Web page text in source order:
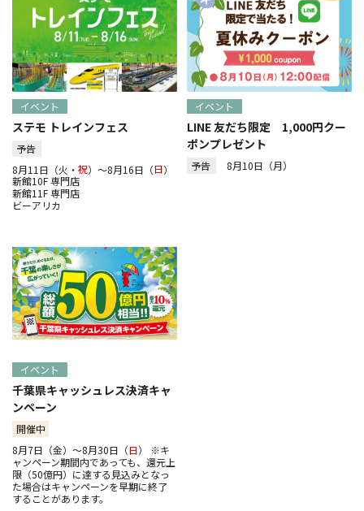
イベント
ステモ トレインフェス
予告
8月11日（火・ 祝）～8月16日（日）
新館10F 専門店
新館11F 専門店
ビーアリカ
イベント
LINE 友だち限定 1,000円クー
ポンプレゼント
予告 8月10日（月）
イベント
千葉県キャッシュレス決済キャ
ンペーン
開催中
8月7日（金）～8月30日（日） ※キ
ャンペーン期間内であっても、還元上
限（50億円）に達する見込みとなっ
た場合はキャンペーンを早期に終了
することがあります。